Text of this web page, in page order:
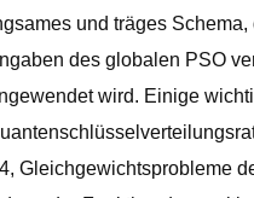
und träges
des globalen PSO
wird. Einige
Gleichgewichtsprobleme